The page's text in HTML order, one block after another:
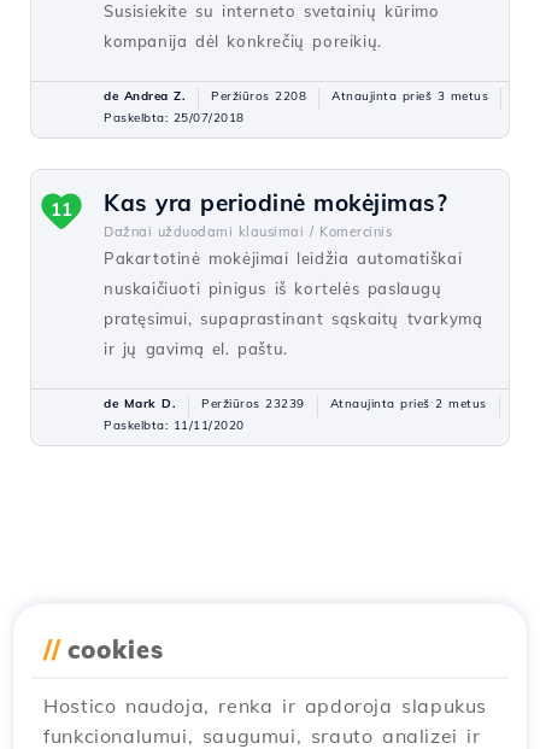
Susisiekite su interneto svetainių kūrimo
kompanija dėl konkrečių poreikių.
de Andrea Z. Peržiūros 2208
Atnaujinta prieš 3 metus
Paskelbta: 25/07/2018
Kas yra periodinė mokėjimas?
Dažnai užduodami klausimai / Komercinis
Pakartotinė mokėjimai leidžia automatiškai
nuskaičiuoti pinigus iš kortelės paslaugų
pratęsimui, supaprastinant sąskaitų tvarkymą
ir jų gavimą el. paštu.
11
de Mark D. Peržiūros 23239
Atnaujinta prieš 2 metus
Paskelbta: 11/11/2020
// cookies
Hostico naudoja, renka ir apdoroja slapukus
funkcionalumui, saugumui, srauto analizei ir